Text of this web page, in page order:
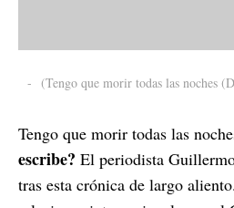
- (Tengo que morir todas las noches
Tengo que morir todas las
escribe? El periodista
tras esta crónica de largo